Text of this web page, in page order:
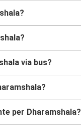
via bus?
per Dharamshala?